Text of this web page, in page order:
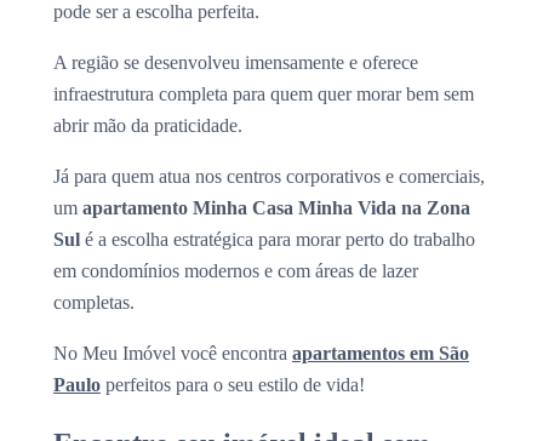
pode ser a escolha perfeita.
A região se desenvolveu imensamente e oferece
infraestrutura completa para quem quer morar bem sem
abrir mão da praticidade.
Já para quem atua nos centros corporativos e comerciais,
um apartamento Minha Casa Minha Vida na Zona
Sul é a escolha estratégica para morar perto do trabalho
em condomínios modernos e com áreas de lazer
completas.
No Meu Imóvel você encontra apartamentos em São
Paulo perfeitos para o seu estilo de vida!